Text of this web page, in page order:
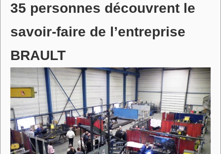
35 personnes découvrent le
savoir-faire de l’entreprise
BRAULT